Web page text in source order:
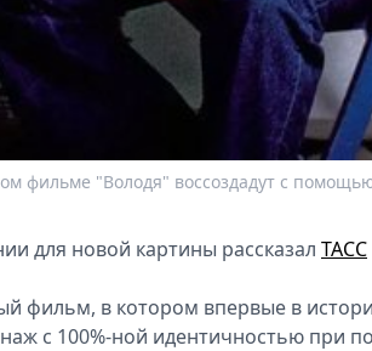
фильме "Володя" воссоздадут с
для новой картины рассказал ТАСС
фильм, в котором впервые в
с 100%-ной идентичностью при